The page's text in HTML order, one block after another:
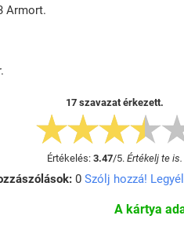
Armort.
17 szavazat érkezett.
Értékelés: 3.47/5. Értékelj te is.
0 Szólj hozzá!
A kártya